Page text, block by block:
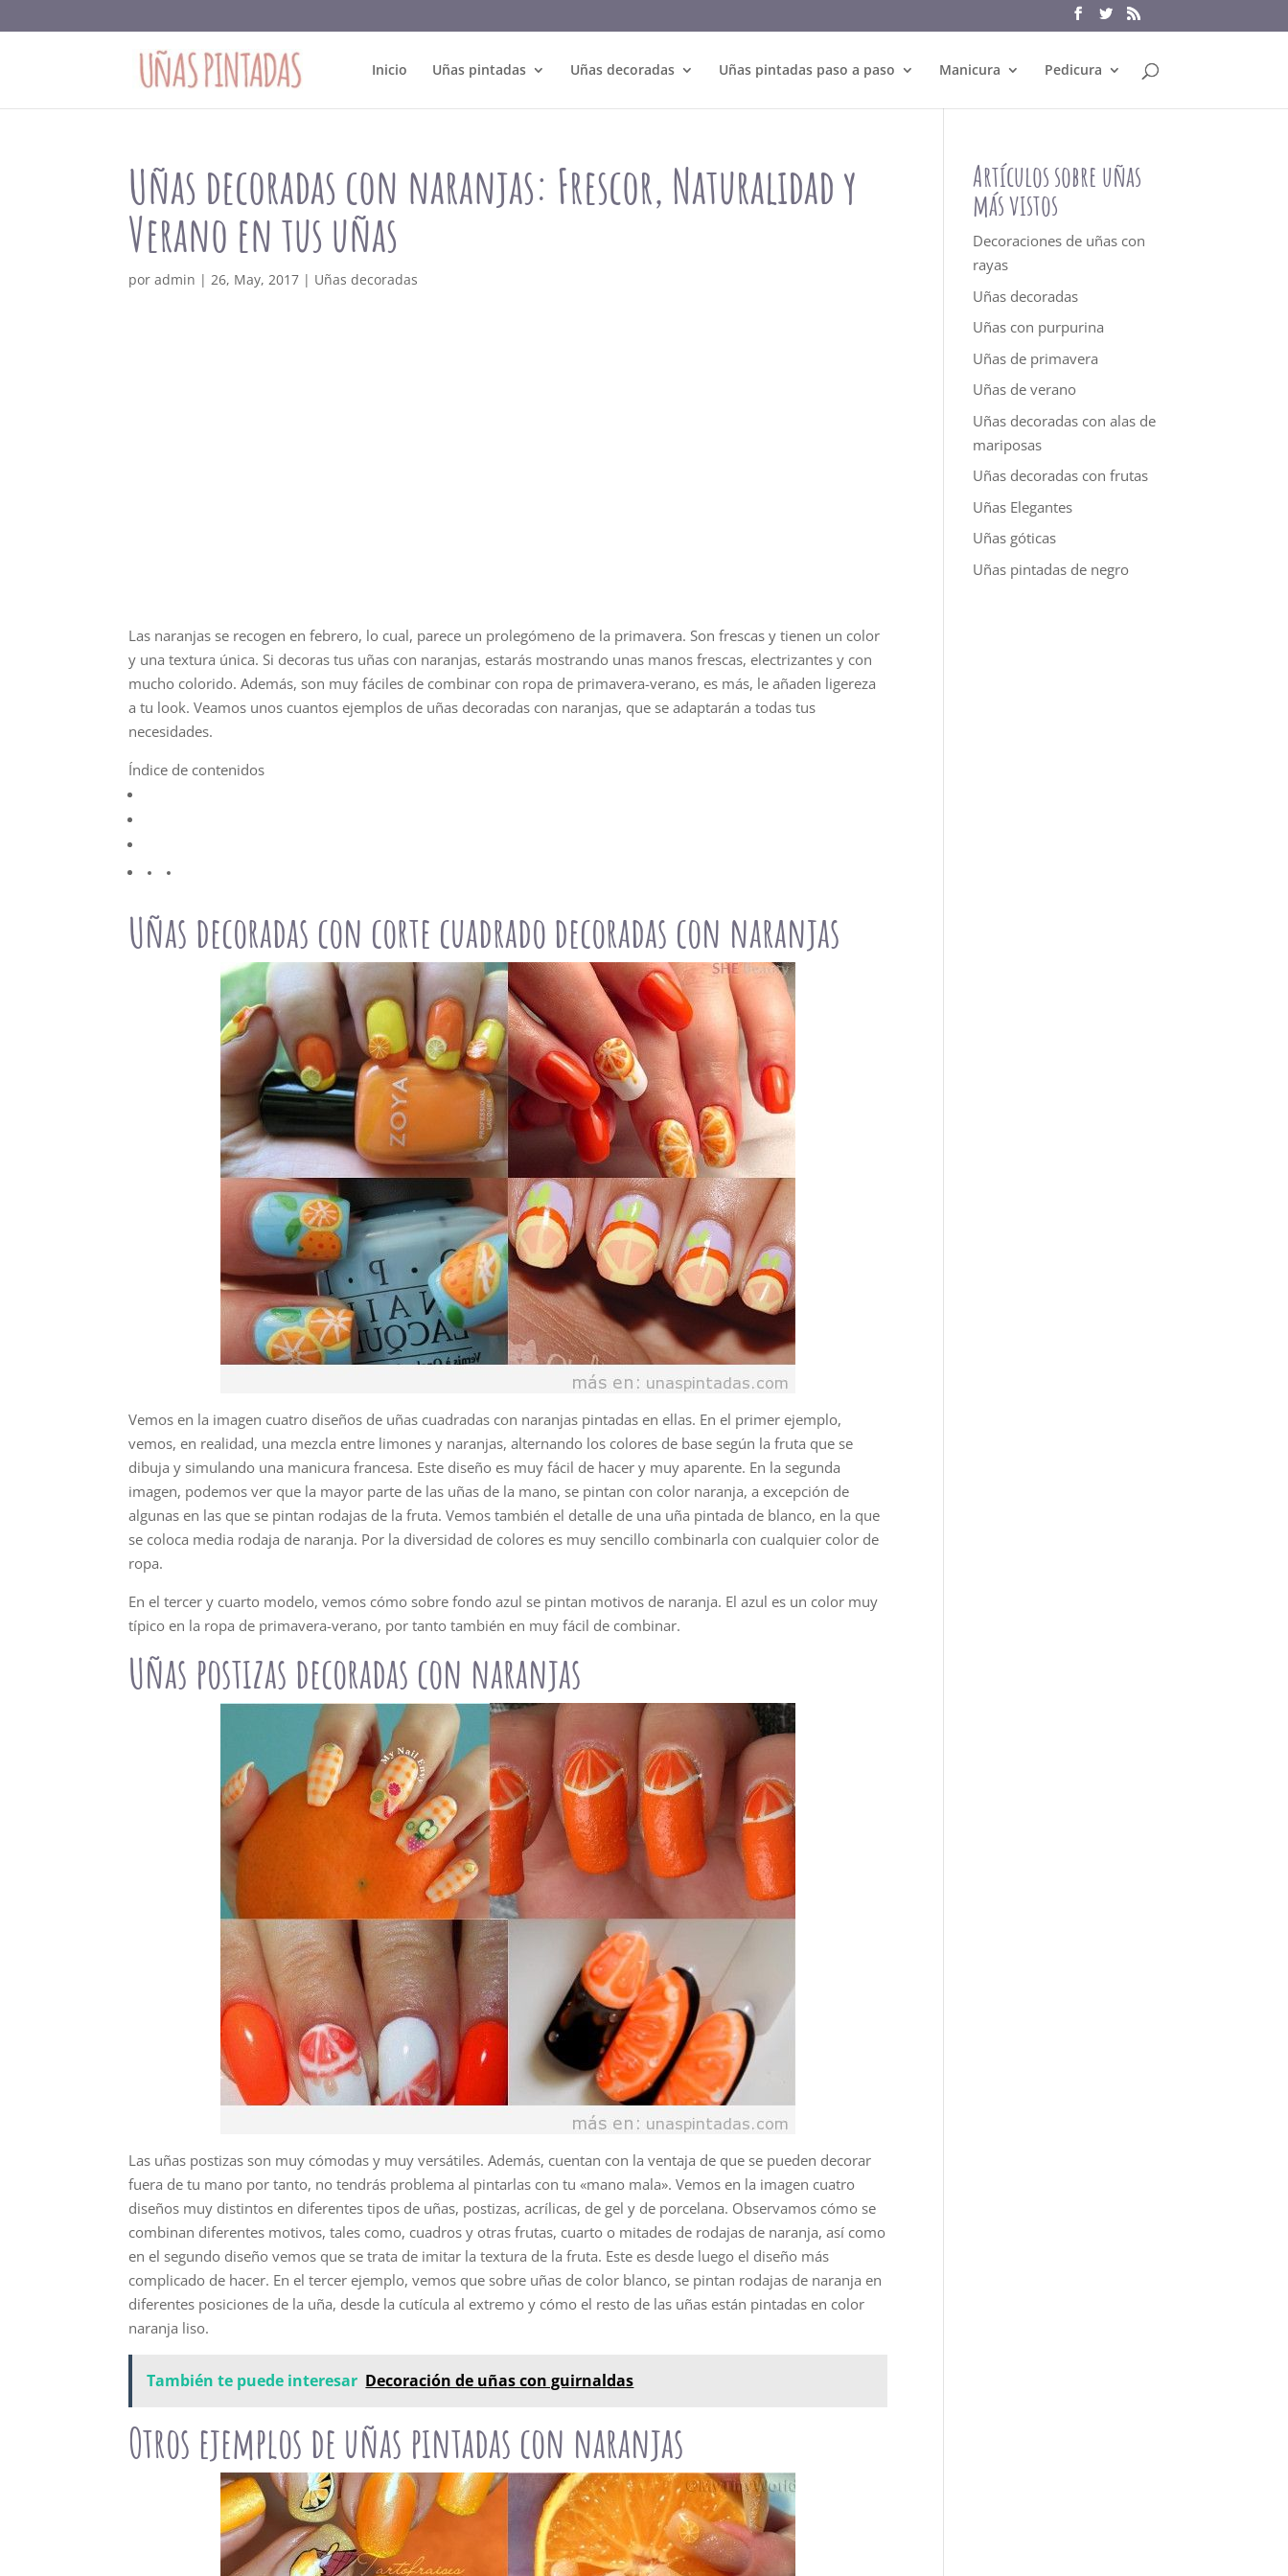
Inicio Uñas pintadas Uñas decoradas Uñas pintadas paso a paso Manicura Pedicura
Uñas decoradas con naranjas: Frescor, Naturalidad y
Verano en tus uñas
poradmin |26, May, 2017 | Uñas decoradas
Las naranjas se recogen en febrero, lo cual, parece un prolegómeno de la primavera. Son frescas y tienen un color
y una textura única. Si decoras tus uñas con naranjas, estarás mostrando unas manos frescas, electrizantes y con
mucho colorido. Además, son muy fáciles de combinar con ropa de primavera-verano, es más, le añaden ligereza
a tu look. Veamos unos cuantos ejemplos de uñas decoradas con naranjas, que se adaptarán a todas tus
necesidades.
Índice de contenidos
Uñas decoradas con corte cuadrado decoradas con naranjas
Vemos en la imagen cuatro diseños de uñas cuadradas con naranjas pintadas en ellas. En el primer ejemplo,
vemos, en realidad, una mezcla entre limones y naranjas, alternando los colores de base según la fruta que se
dibuja y simulando una manicura francesa. Este diseño es muy fácil de hacer y muy aparente. En la segunda
imagen, podemos ver que la mayor parte de las uñas de la mano, se pintan con color naranja, a excepción de
algunas en las que se pintan rodajas de la fruta. Vemos también el detalle de una uña pintada de blanco, en la que
se coloca media rodaja de naranja. Por la diversidad de colores es muy sencillo combinarla con cualquier color de
ropa.
En el tercer y cuarto modelo, vemos cómo sobre fondo azul se pintan motivos de naranja. El azul es un color muy
típico en la ropa de primavera-verano, por tanto también en muy fácil de combinar.
Uñas postizas decoradas con naranjas
Las uñas postizas son muy cómodas y muy versátiles. Además, cuentan con la ventaja de que se pueden decorar
fuera de tu mano por tanto, no tendrás problema al pintarlas con tu «mano mala». Vemos en la imagen cuatro
diseños muy distintos en diferentes tipos de uñas, postizas, acrílicas, de gel y de porcelana. Observamos cómo se
combinan diferentes motivos, tales como, cuadros y otras frutas, cuarto o mitades de rodajas de naranja, así como
en el segundo diseño vemos que se trata de imitar la textura de la fruta. Este es desde luego el diseño más
complicado de hacer. En el tercer ejemplo, vemos que sobre uñas de color blanco, se pintan rodajas de naranja en
diferentes posiciones de la uña, desde la cutícula al extremo y cómo el resto de las uñas están pintadas en color
naranja liso.
También te puede interesar Decoración de uñas con guirnaldas
Otros ejemplos de uñas pintadas con naranjas
Artículos sobre uñas
más vistos
Decoraciones de uñas con
rayas
Uñas decoradas
Uñas con purpurina
Uñas de primavera
Uñas de verano
Uñas decoradas con alas de
mariposas
Uñas decoradas con frutas
Uñas Elegantes
Uñas góticas
Uñas pintadas de negro